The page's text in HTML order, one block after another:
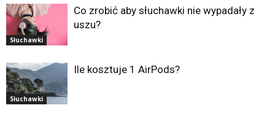
Słuchawki
Co zrobić aby słuchawki nie wypadały z
uszu?
Słuchawki
Ile kosztuje 1 AirPods?